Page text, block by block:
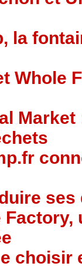
la
Whole